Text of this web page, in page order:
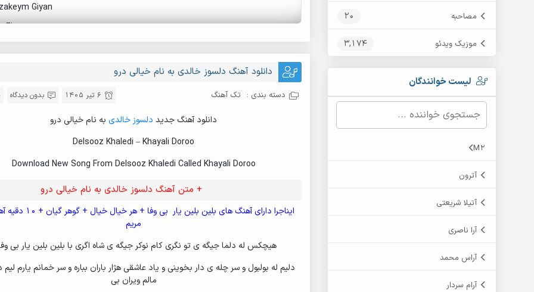
مصاحبه 20
موزیک ویدئو 3,174
لیست خوانندگان
M2
آترون
آتیلا شریعتی
آرا ناصری
آراس محمد
آرام سردار
Giyan
Ejra
Khaledi - Ejra 2024 (5)
Khaledi - Ejra 2024 (6)
Chani Bi Taghati
Maro Maro Bawan
Kouchet Kerd
Bekam
دانلود آهنگ دلسوز خالدی به نام خیالی درو
دسته بندی : تک آهنگ بدون دیدگاه 6 تیر 1405
دانلود آهنگ جدید دلسوز خالدی به نام خیالی درو
Delsooz Khaledi – Khayali Doroo
Download New Song From Delsooz Khaledi Called Khayali Doroo
+ متن آهنگ دلسوز خالدی به نام خیالی درو
ایناجرا دارای آهنگ های بلین بلین
مریم
هیچکس له دلما جیگه ی تو نگری کام نوکر جیگه ی شاه اگری با بلین بلین یار بی
دلیم له بولبول و سر چله ی دار بخوینی و یاد عاشقی هژار باران بباره و سر خمانم یارم
مالم ویران بی